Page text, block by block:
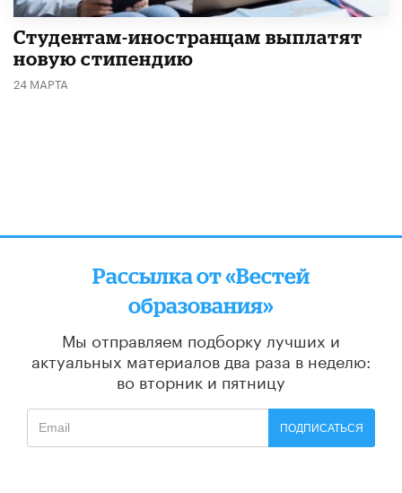
Студентам-иностранцам выплатят
новую стипендию
24 МАРТА
Рассылка от «Вестей
образования»
Мы отправляем подборку лучших и
актуальных материалов два раза в неделю:
во вторник и пятницу
ПОДПИСАТЬСЯ